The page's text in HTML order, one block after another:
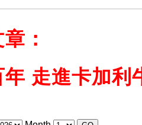
：
年 走進卡加利